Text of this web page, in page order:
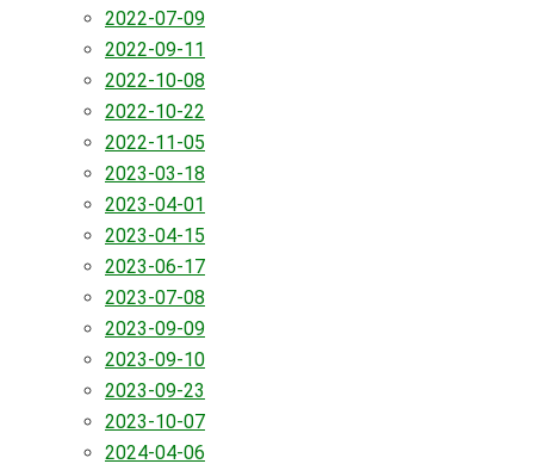
2022-07-09
2022-09-11
2022-10-08
2022-10-22
2022-11-05
2023-03-18
2023-04-01
2023-04-15
2023-06-17
2023-07-08
2023-09-09
2023-09-10
2023-09-23
2023-10-07
2024-04-06